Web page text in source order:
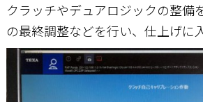
クラッチやデュアロジックの整備
の最終調整などを行い、仕上げに